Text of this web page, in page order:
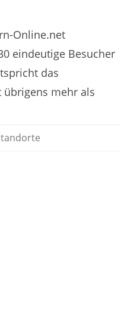
Online.net
eindeutige Besucher
das
mehr als